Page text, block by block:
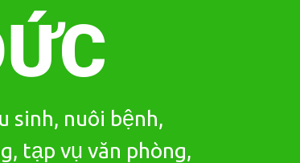
sinh, nuôi bệnh,
tạp vụ văn phòng,